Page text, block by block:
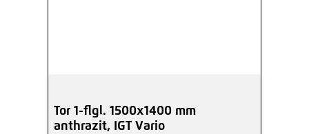
Tor 1-flgl. 1500x1400 mm
anthrazit, IGT Vario